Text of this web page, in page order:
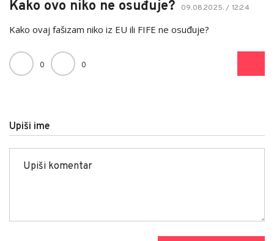
Kako ovo niko ne osuđuje? 09.08.2025. / 12:24
Kako ovaj fašizam niko iz EU ili FIFE ne osuđuje?
0 0
Upiši ime